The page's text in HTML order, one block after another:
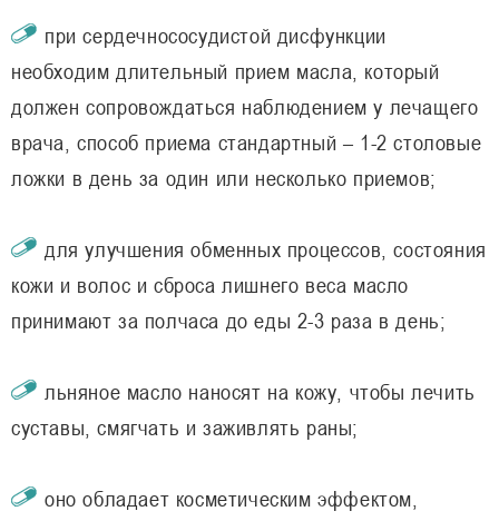
при сердечнососудистой дисфункции
необходим длительный прием масла, который
должен сопровождаться наблюдением у лечащего
врача, способ приема стандартный – 1-2 столовые
ложки в день за один или несколько приемов;
для улучшения обменных процессов, состояния
кожи и волос и сброса лишнего веса масло
принимают за полчаса до еды 2-3 раза в день;
льняное масло наносят на кожу, чтобы лечить
суставы, смягчать и заживлять раны;
оно обладает косметическим эффектом,